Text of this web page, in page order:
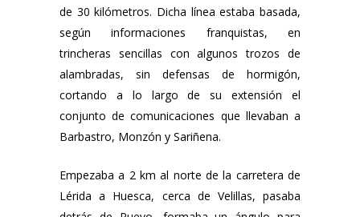
de 30 kilómetros. Dicha línea estaba basada,
según informaciones franquistas, en
trincheras sencillas con algunos trozos de
alambradas, sin defensas de hormigón,
cortando a lo largo de su extensión el
conjunto de comunicaciones que llevaban a
Barbastro, Monzón y Sariñena.
Empezaba a 2 km al norte de la carretera de
Lérida a Huesca, cerca de Velillas, pasaba